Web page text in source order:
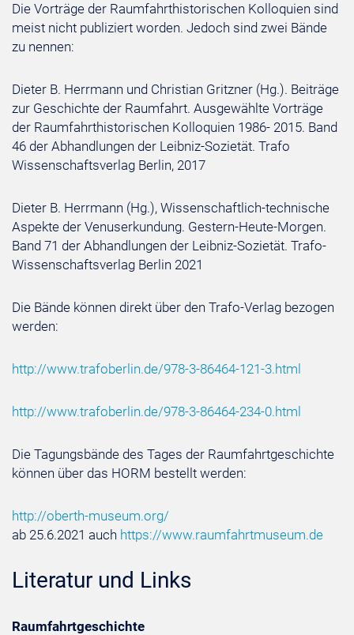
Die Vorträge der Raumfahrthistorischen Kolloquien sind
meist nicht publiziert worden. Jedoch sind zwei Bände
zu nennen:
Dieter B. Herrmann und Christian Gritzner (Hg.). Beiträge
zur Geschichte der Raumfahrt. Ausgewählte Vorträge
der Raumfahrthistorischen Kolloquien 1986- 2015. Band
46 der Abhandlungen der Leibniz-Sozietät. Trafo
Wissenschaftsverlag Berlin, 2017
Dieter B. Herrmann (Hg.), Wissenschaftlich-technische
Aspekte der Venuserkundung. Gestern-Heute-Morgen.
Band 71 der Abhandlungen der Leibniz-Sozietät. Trafo-
Wissenschaftsverlag Berlin 2021
Die Bände können direkt über den Trafo-Verlag bezogen
werden:
http://www.trafoberlin.de/978-3-86464-121-3.html
http://www.trafoberlin.de/978-3-86464-234-0.html
Die Tagungsbände des Tages der Raumfahrtgeschichte
können über das HORM bestellt werden:
http://oberth-museum.org/
ab 25.6.2021 auch https://www.raumfahrtmuseum.de
Literatur und Links
Raumfahrtgeschichte